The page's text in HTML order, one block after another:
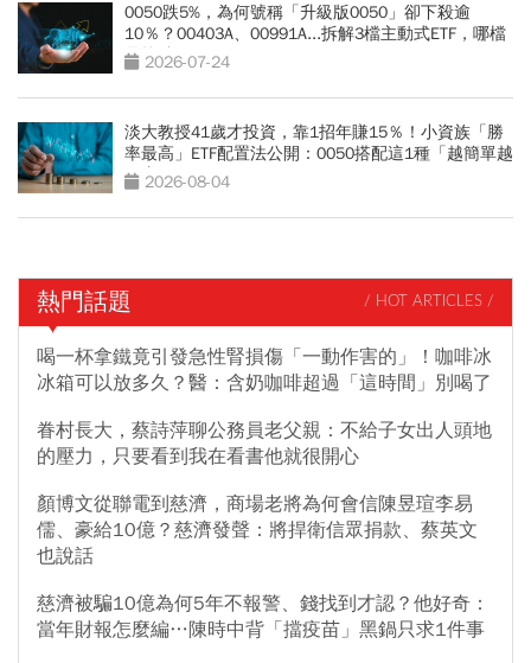
0050跌5%，為何號稱「升級版0050」卻下殺逾
10％？00403A、00991A...拆解3檔主動式ETF，哪檔
最抗跌？
2026-07-24
淡大教授41歲才投資，靠1招年賺15％！小資族「勝
率最高」ETF配置法公開：0050搭配這1種「越簡單越
好賺」
2026-08-04
熱門話題 / HOT ARTICLES /
喝一杯拿鐵竟引發急性腎損傷「一動作害的」！咖啡冰
冰箱可以放多久？醫：含奶咖啡超過「這時間」別喝了
眷村長大，蔡詩萍聊公務員老父親：不給子女出人頭地
的壓力，只要看到我在看書他就很開心
顏博文從聯電到慈濟，商場老將為何會信陳昱瑄李易
儒、豪給10億？慈濟發聲：將捍衛信眾捐款、蔡英文
也說話
慈濟被騙10億為何5年不報警、錢找到才認？他好奇：
當年財報怎麼編…陳時中背「擋疫苗」黑鍋只求1件事